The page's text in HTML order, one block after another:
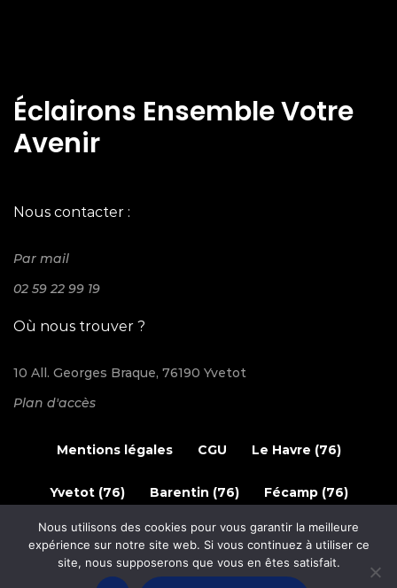
Éclairons Ensemble Votre
Avenir
Nous contacter :
Par mail
02 59 22 99 19
Où nous trouver ?
10 All. Georges Braque, 76190 Yvetot
Plan d'accès
Mentions légales CGU Le Havre (76)
Yvetot (76) Barentin (76) Fécamp (76)
© 2024 Elec'n Caux. Tous les droits sont réservés.
Nous utilisons des cookies pour vous garantir la meilleure
expérience sur notre site web. Si vous continuez à utiliser ce
site, nous supposerons que vous en êtes satisfait.